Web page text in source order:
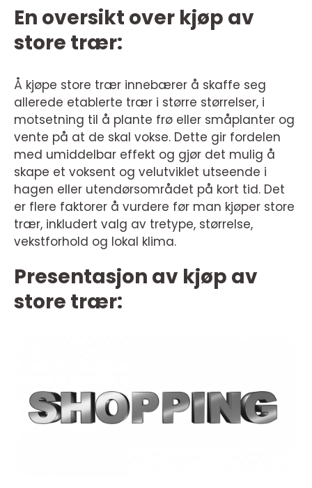
En oversikt over kjøp av
store trær:
Å kjøpe store trær innebærer å skaffe seg
allerede etablerte trær i større størrelser, i
motsetning til å plante frø eller småplanter og
vente på at de skal vokse. Dette gir fordelen
med umiddelbar effekt og gjør det mulig å
skape et voksent og velutviklet utseende i
hagen eller utendørsområdet på kort tid. Det
er flere faktorer å vurdere før man kjøper store
trær, inkludert valg av tretype, størrelse,
vekstforhold og lokal klima.
Presentasjon av kjøp av
store trær: